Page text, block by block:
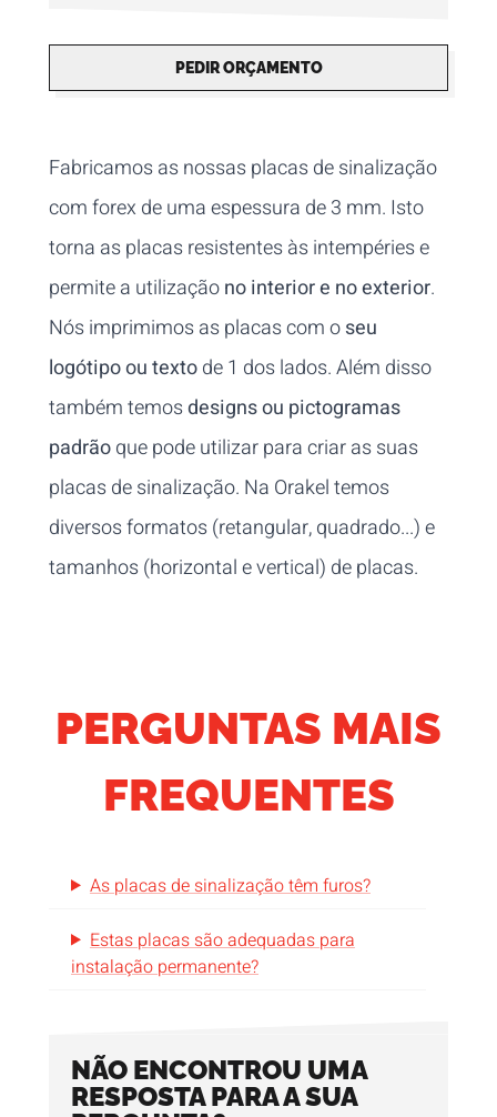
PEDIR ORÇAMENTO
Fabricamos as nossas placas de sinalização
com forex de uma espessura de 3 mm. Isto
torna as placas resistentes às intempéries e
permite a utilizaçãono interior e no exterior.
Nós imprimimos as placas com oseu
logótipo ou textode 1 dos lados. Além disso
também temosdesigns ou pictogramas
padrãoque pode utilizar para criar as suas
placas de sinalização. Na Orakel temos
diversos formatos (retangular, quadrado...) e
tamanhos (horizontal e vertical) de placas.
PERGUNTAS MAIS
FREQUENTES
As placas de sinalização têm furos?
Estas placas são adequadas para
instalação permanente?
NÃO ENCONTROU UMA
RESPOSTA PARA A SUA